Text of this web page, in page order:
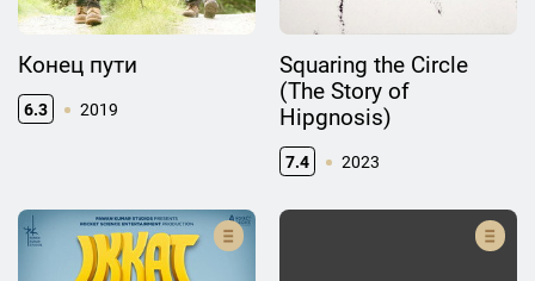
Конец пути
6.3 2019
Squaring the Circle
(The Story of
Hipgnosis)
7.4 2023